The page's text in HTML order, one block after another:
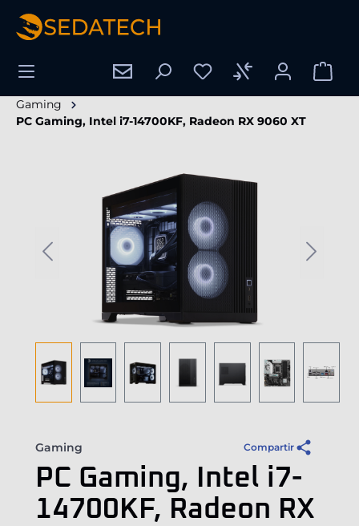
principal
Gaming
PC Gaming, Intel i7-14700KF, Radeon RX 9060 XT
Gaming Compartir
PC Gaming, Intel i7-
14700KF, Radeon RX